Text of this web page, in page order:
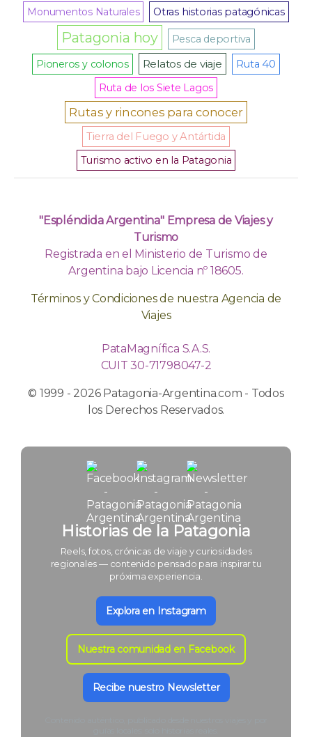
Monumentos Naturales Otras historias patagónicas
Patagonia hoy
Pesca deportiva
Pioneros y colonos
Relatos de viaje
Ruta 40
Ruta de los Siete Lagos
Rutas y rincones para conocer
Tierra del Fuego y Antártida
Turismo activo en la Patagonia
"Espléndida Argentina" Empresa de Viajes y
Turismo
Registrada en el Ministerio de Turismo de
Argentina bajo Licencia nº 18605.
Términos y Condiciones de nuestra Agencia de
Viajes
PataMagnífica S.A.S.
CUIT 30-71798047-2
© 1999 - 2026 Patagonia-Argentina.com - Todos
los Derechos Reservados.
Historias de la Patagonia
Reels, fotos, crónicas de viaje y curiosidades
regionales — contenido pensado para inspirar tu
próxima experiencia.
Explora en Instagram
Nuestra comunidad en Facebook
Recibe nuestro Newsletter